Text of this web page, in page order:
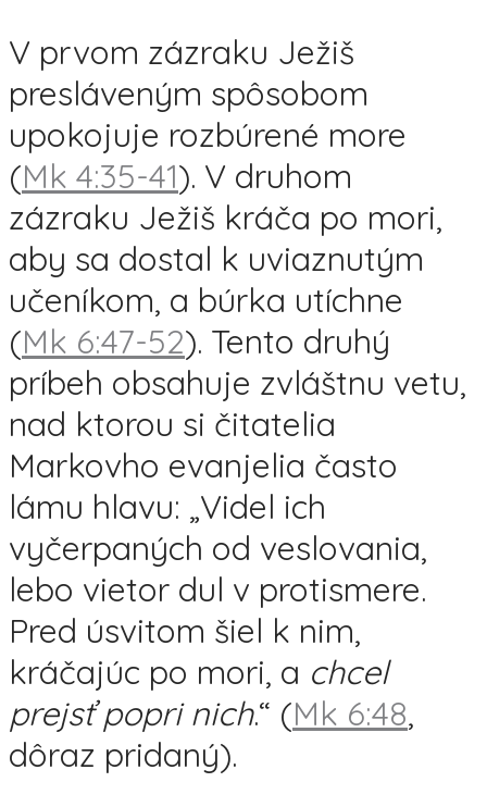
V prvom zázraku Ježiš
presláveným spôsobom
upokojuje rozbúrené more
(Mk 4:35-41). V druhom
zázraku Ježiš kráča po mori,
aby sa dostal k uviaznutým
učeníkom, a búrka utíchne
(Mk 6:47-52). Tento druhý
príbeh obsahuje zvláštnu vetu,
nad ktorou si čitatelia
Markovho evanjelia často
lámu hlavu: „Videl ich
vyčerpaných od veslovania,
lebo vietor dul v protismere.
Pred úsvitom šiel k nim,
kráčajúc po mori, a chcel
prejsť popri nich.“ (Mk 6:48,
dôraz pridaný).